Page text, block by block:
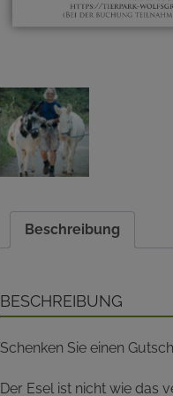
Beschreibung
Beschreibung
Schenken Sie einen
Der Esel ist nicht wie das